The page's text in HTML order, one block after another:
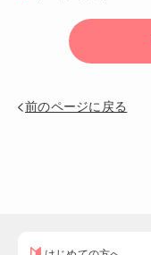
前のページに戻る